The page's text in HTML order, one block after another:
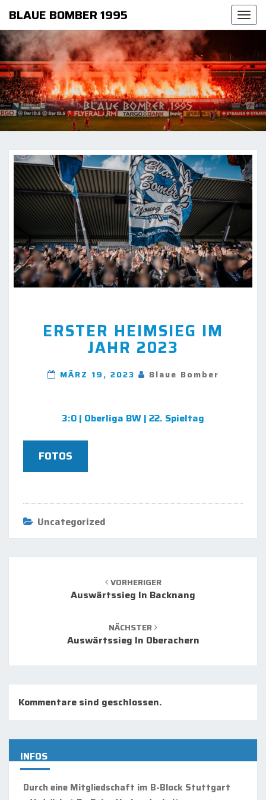
BLAUE BOMBER 1995
HEIMSIEG
IM
JAHR
2023
ERSTER HEIMSIEG IM
JAHR 2023
MÄRZ 19, 2023 Blaue Bomber
3:0 | Oberliga BW | 22. Spieltag
FOTOS
Uncategorized
Beitrags-
VORHERIGER
Auswärtssieg In Backnang
NÄCHSTER
Auswärtssieg In Oberachern
Kommentare sind geschlossen.
INFOS
Durch eine Mitgliedschaft im B-Block Stuttgart